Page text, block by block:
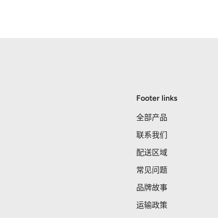
Footer links
全部产品
联系我们
配送区域
常见问题
品牌故事
运输政策